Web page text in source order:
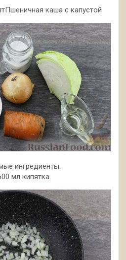
каша с капустой
ингредиенты.
мл кипятка.